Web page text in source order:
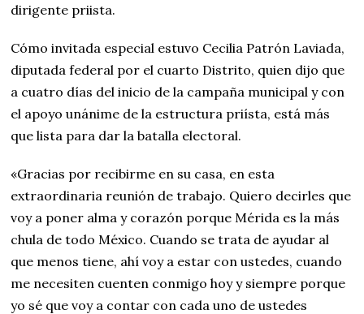
dirigente priista.
Cómo invitada especial estuvo Cecilia Patrón Laviada,
diputada federal por el cuarto Distrito, quien dijo que
a cuatro días del inicio de la campaña municipal y con
el apoyo unánime de la estructura priísta, está más
que lista para dar la batalla electoral.
«Gracias por recibirme en su casa, en esta
extraordinaria reunión de trabajo. Quiero decirles que
voy a poner alma y corazón porque Mérida es la más
chula de todo México. Cuando se trata de ayudar al
que menos tiene, ahí voy a estar con ustedes, cuando
me necesiten cuenten conmigo hoy y siempre porque
yo sé que voy a contar con cada uno de ustedes